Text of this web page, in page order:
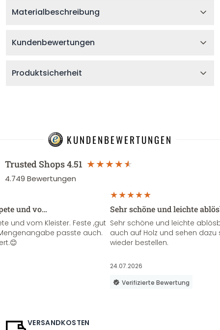
Materialbeschreibung
Kundenbewertungen
Produktsicherheit
KUNDENBEWERTUNGEN
Trusted Shops4.51
4.749 Bewertungen
und vo…
und vom Kleister. Feste ,gut
passte auch.
Sehr schöne und leichte
Sehr schöne und leichte
auch auf Holz und sehen
wieder bestellen.
24.07.2026
Verifizierte Bewertung
VERSANDKOSTEN